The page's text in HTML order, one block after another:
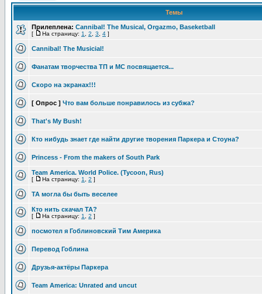
Темы
Прилеплена: Cannibal! The Musical, Orgazmo, Baseketball
[ На страницу: 1 2 3 4 ]
Cannibal! The Musicial!
Фанатам творчества ТП и МС посвящается...
Скоро на экранах!!!
[ Опрос ] Что вам больше понравилось из субжа?
That's My Bush!
Кто нибудь знает где найти другие творения Паркера и Стоуна?
Princess - From the makers of South Park
Team America. World Police. (Tycoon, Rus)
[ На страницу: 1 2 ]
TA могла бы быть веселее
Кто нить скачал TA?
[ На страницу: 1 2 ]
посмотел я Гоблиновский Тим Америка
Перевод Гоблина
Друзья-актёры Паркера
Team America: Unrated and uncut